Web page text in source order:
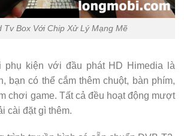
Tv Box Với Chip Xử Lý Mạng Mẽ
phụ kiện với đầu phát HD Himedia là
bạn có thể cắm thêm chuột, bàn phím,
chơi game. Tất cả đều hoạt động mượt
cài đặt gì thêm.